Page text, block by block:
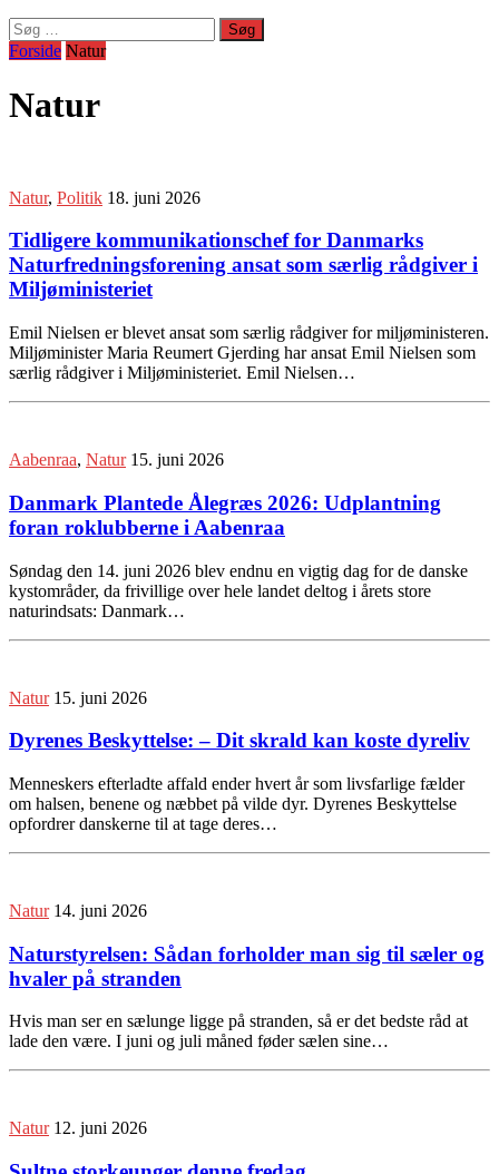
Søg
efter:
Forside Natur
Natur
Natur, Politik 18. juni 2026
Tidligere kommunikationschef for Danmarks
Naturfredningsforening ansat som særlig rådgiver i
Miljøministeriet
Emil Nielsen er blevet ansat som særlig rådgiver for miljøministeren.
Miljøminister Maria Reumert Gjerding har ansat Emil Nielsen som
særlig rådgiver i Miljøministeriet. Emil Nielsen…
Aabenraa, Natur 15. juni 2026
Danmark Plantede Ålegræs 2026: Udplantning
foran roklubberne i Aabenraa
Søndag den 14. juni 2026 blev endnu en vigtig dag for de danske
kystområder, da frivillige over hele landet deltog i årets store
naturindsats: Danmark…
Natur 15. juni 2026
Dyrenes Beskyttelse: – Dit skrald kan koste dyreliv
Menneskers efterladte affald ender hvert år som livsfarlige fælder
om halsen, benene og næbbet på vilde dyr. Dyrenes Beskyttelse
opfordrer danskerne til at tage deres…
Natur 14. juni 2026
Naturstyrelsen: Sådan forholder man sig til sæler og
hvaler på stranden
Hvis man ser en sælunge ligge på stranden, så er det bedste råd at
lade den være. I juni og juli måned føder sælen sine…
Natur 12. juni 2026